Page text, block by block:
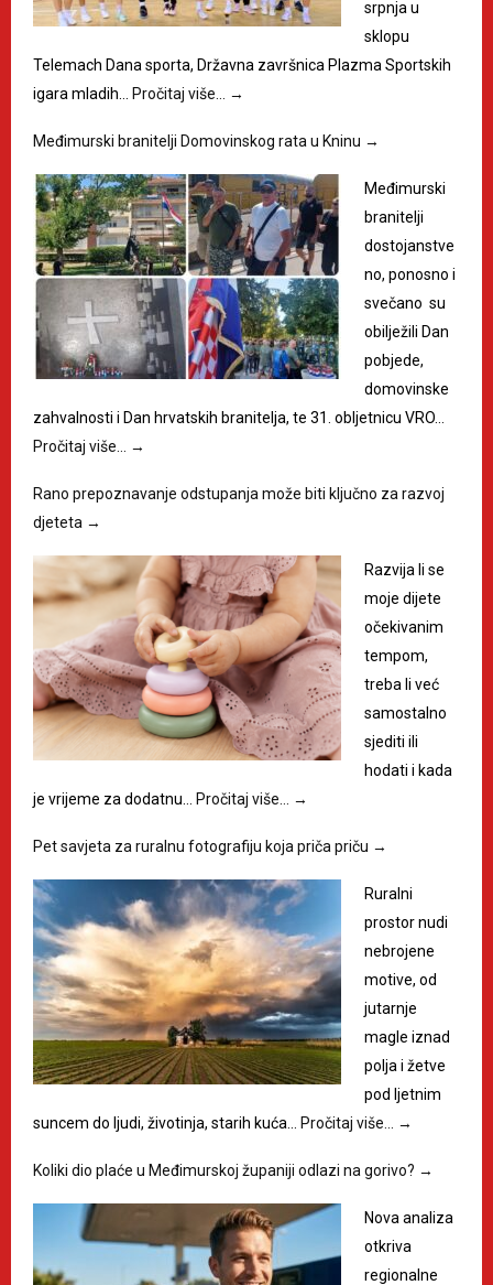
srpnja u
sklopu
Telemach Dana sporta, Državna završnica Plazma Sportskih
igara mladih… Pročitaj više… →
Međimurski branitelji Domovinskog rata u Kninu →
Međimurski
branitelji
dostojanstve
no, ponosno i
svečano su
obilježili Dan
pobjede,
domovinske
zahvalnosti i Dan hrvatskih branitelja, te 31. obljetnicu VRO…
Pročitaj više…
→
Rano prepoznavanje odstupanja može biti ključno za razvoj
djeteta →
Razvija li se
moje dijete
očekivanim
tempom,
treba li već
samostalno
sjediti ili
hodati i kada
je vrijeme za dodatnu… Pročitaj više… →
Pet savjeta za ruralnu fotografiju koja priča priču →
Ruralni
prostor nudi
nebrojene
motive, od
jutarnje
magle iznad
polja i žetve
pod ljetnim
suncem do ljudi, životinja, starih kuća… Pročitaj više… →
Koliki dio plaće u Međimurskoj županiji odlazi na gorivo? →
Nova analiza
otkriva
regionalne